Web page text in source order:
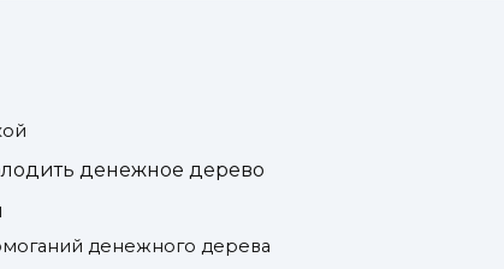
денежное дерево
денежного дерева